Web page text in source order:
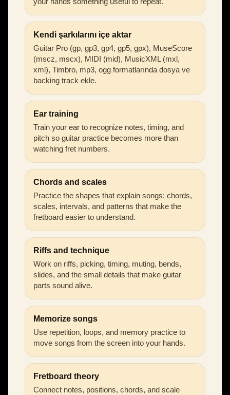
Kendi şarkılarını içe aktar
Guitar Pro (gp, gp3, gp4, gp5, gpx), MuseScore
(mscz, mscx), MIDI (mid), MusicXML (mxl,
xml), Timbro, mp3, ogg formatlarında dosya ve
backing track ekle.
Ear training
Train your ear to recognize notes, timing, and
pitch so guitar practice becomes more than
watching fret numbers.
Chords and scales
Practice the shapes that explain songs: chords,
scales, intervals, and patterns that make the
fretboard easier to understand.
Riffs and technique
Work on riffs, picking, timing, muting, bends,
slides, and the small details that make guitar
parts sound alive.
Memorize songs
Use repetition, loops, and memory practice to
move songs from the screen into your hands.
Fretboard theory
Connect notes, positions, chords, and scale